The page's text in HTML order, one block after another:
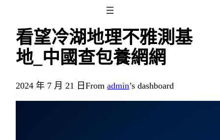
看望冷湖地理不雅測基
地_中國查包養網網
2024 年 7 月 21 日 From admin’s dashboard